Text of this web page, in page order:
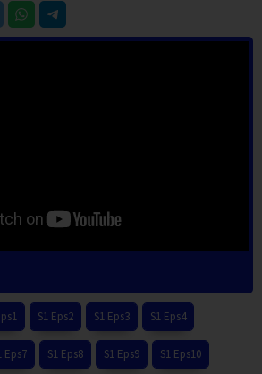
S1 Eps2 S1 Eps3 S1 Eps4
Eps7 S1 Eps8 S1 Eps9 S1 Eps10